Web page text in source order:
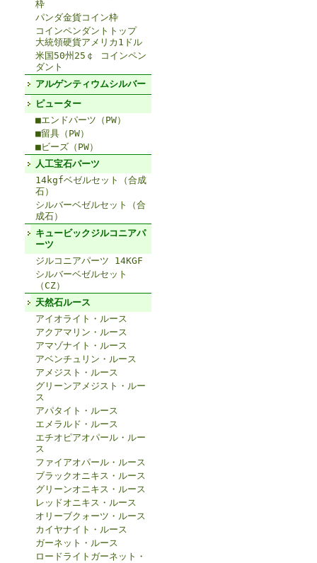
枠
パンダ金貨コイン枠
コインペンダントトップ
大統領硬貨アメリカ1ドル
米国50州25￠ コインペン
ダント
アルゲンティウムシルバー
ピューター
■エンドパーツ（PW）
■留具（PW）
■ビーズ（PW）
人工宝石パーツ
14kgfベゼルセット（合成
石）
シルバーベゼルセット（合
成石）
キュービックジルコニアパ
ーツ
ジルコニアパーツ 14KGF
シルバーベゼルセット
（CZ）
天然石ルース
アイオライト・ルース
アクアマリン・ルース
アマゾナイト・ルース
アベンチュリン・ルース
アメジスト・ルース
グリーンアメジスト・ルー
ス
アパタイト・ルース
エメラルド・ルース
エチオピアオパール・ルー
ス
ファイアオパール・ルース
ブラックオニキス・ルース
グリーンオニキス・ルース
レッドオニキス・ルース
オリーブクォーツ・ルース
カイヤナイト・ルース
ガーネット・ルース
ロードライトガーネット・